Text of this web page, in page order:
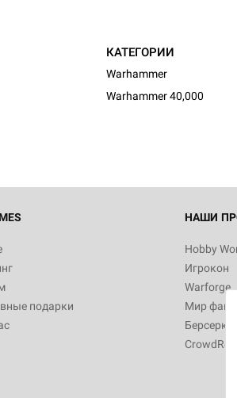
КАТЕГОРИИ
Warhammer
Warhammer 40,000
подарки
НАШИ
Hobby
Игрокон
Warforge
Мир
Берсерк
игра Hobby World Журнал
Спецвыпуск: Братья
Боевая тревога
игра Hobby World Сумерки
Четвёртая редакция: Грозовой